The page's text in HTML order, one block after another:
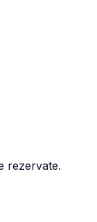
rezervate.